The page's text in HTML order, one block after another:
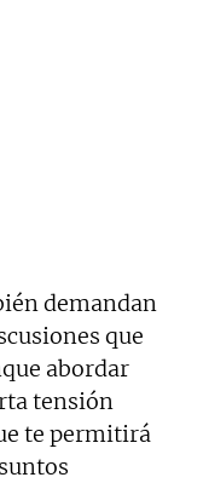
demandan
que
abordar
tensión
te permitirá